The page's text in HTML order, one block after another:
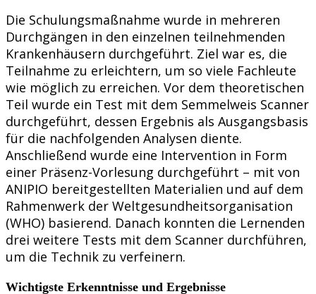
Die Schulungsmaßnahme wurde in mehreren
Durchgängen in den einzelnen teilnehmenden
Krankenhäusern durchgeführt. Ziel war es, die
Teilnahme zu erleichtern, um so viele Fachleute
wie möglich zu erreichen. Vor dem theoretischen
Teil wurde ein Test mit dem Semmelweis Scanner
durchgeführt, dessen Ergebnis als Ausgangsbasis
für die nachfolgenden Analysen diente.
Anschließend wurde eine Intervention in Form
einer Präsenz-Vorlesung durchgeführt – mit von
ANIPIO bereitgestellten Materialien und auf dem
Rahmenwerk der Weltgesundheitsorganisation
(WHO) basierend. Danach konnten die Lernenden
drei weitere Tests mit dem Scanner durchführen,
um die Technik zu verfeinern.
Wichtigste Erkenntnisse und Ergebnisse